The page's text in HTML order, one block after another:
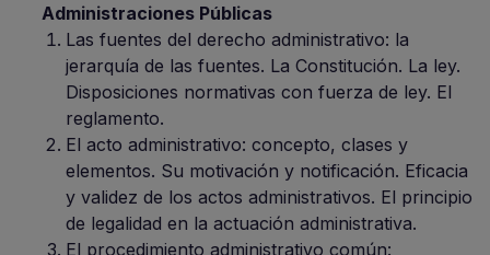
Administraciones Públicas
Las fuentes del derecho administrativo: la
jerarquía de las fuentes. La Constitución. La ley.
Disposiciones normativas con fuerza de ley. El
reglamento.
El acto administrativo: concepto, clases y
elementos. Su motivación y notificación. Eficacia
y validez de los actos administrativos. El principio
de legalidad en la actuación administrativa.
El procedimiento administrativo común: